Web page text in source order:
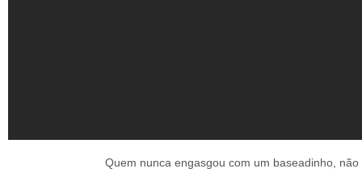
Quem nunca engasgou com um baseadinho,